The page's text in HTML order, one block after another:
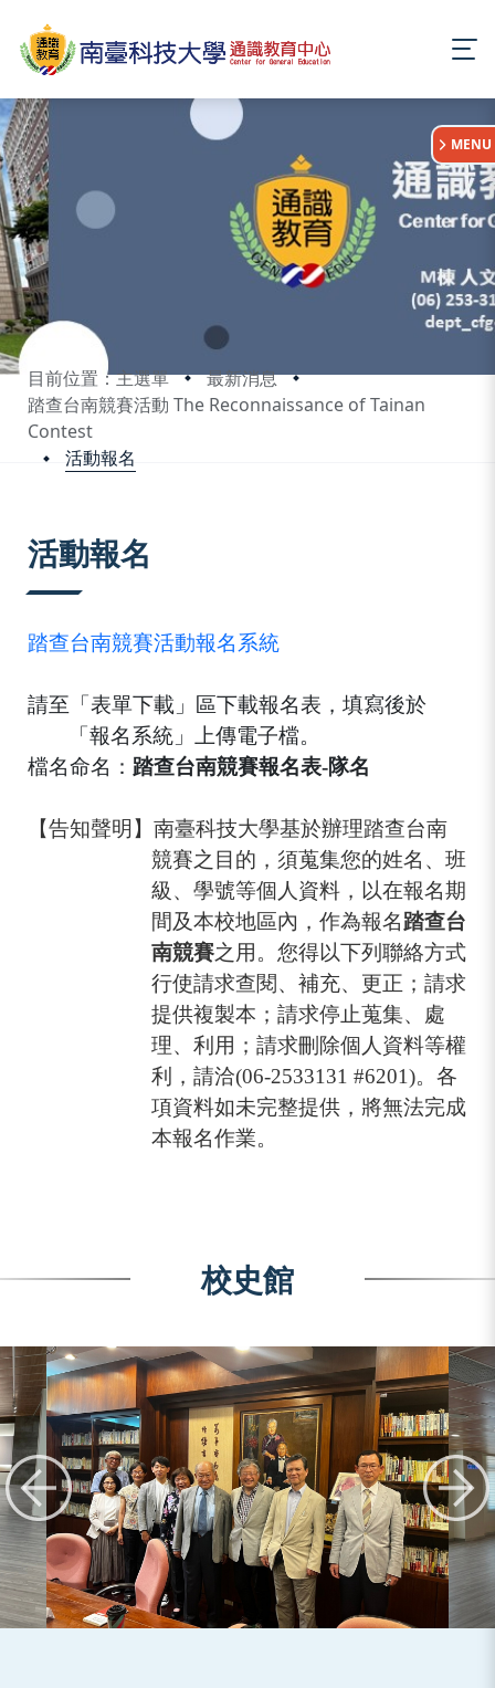
目前位置：主選單
最新消息
踏查台南競賽活動 The Reconnaissance of Tainan
Contest
活動報名
:::
MENU
活動報名
踏查台南競賽活動報名系統
請至「表單下載」區下載報名表，填寫後於
「報名系統」上傳電子檔。
檔名命名： 踏查台南競賽報名表-隊名
【告知聲明】南臺科技大學基於辦理踏查台南
競賽之目的，須蒐集您的姓名、班
級、學號等個人資料，以在報名期
間及本校地區內，作為報名踏查台
南競賽之用。您得以下列聯絡方式
行使請求查閱、補充、更正；請求
提供複製本；請求停止蒐集、處
理、利用；請求刪除個人資料等權
利，請洽(06-2533131 #6201)。各
項資料如未完整提供，將無法完成
本報名作業。
校史館